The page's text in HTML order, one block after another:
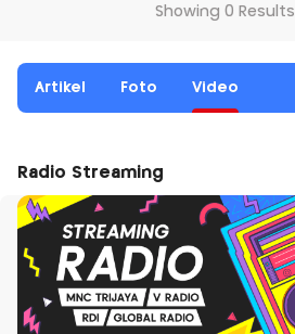
Showing 0 Results
Artikel Foto Video
Radio Streaming